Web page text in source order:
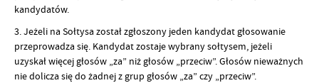
kandydatów.
3. Jeżeli na Sołtysa został zgłoszony jeden kandydat głosowanie
przeprowadza się. Kandydat zostaje wybrany sołtysem, jeżeli
uzyskał więcej głosów „za” niż głosów „przeciw”. Głosów nieważnych
nie dolicza się do żadnej z grup głosów „za” czy „przeciw”.